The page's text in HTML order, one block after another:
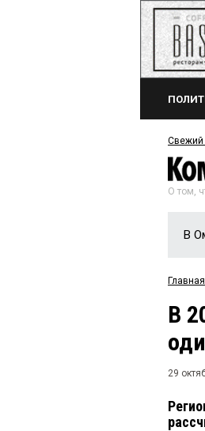
Свежий
О том,
В
Главная
В
29